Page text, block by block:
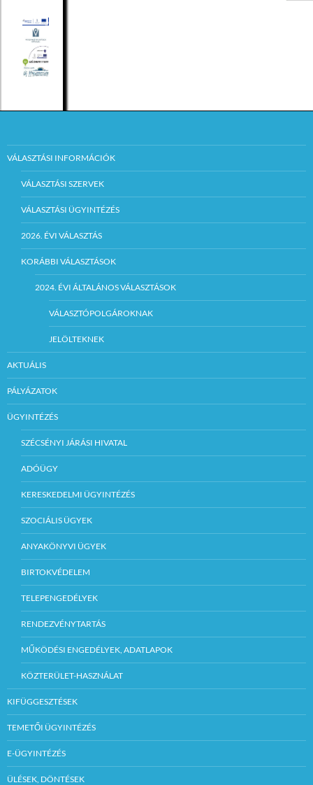
VÁLASZTÁSI INFORMÁCIÓK
VÁLASZTÁSI SZERVEK
VÁLASZTÁSI ÜGYINTÉZÉS
2026. ÉVI VÁLASZTÁS
KORÁBBI VÁLASZTÁSOK
2024. ÉVI ÁLTALÁNOS VÁLASZTÁSOK
VÁLASZTÓPOLGÁROKNAK
JELÖLTEKNEK
AKTUÁLIS
PÁLYÁZATOK
ÜGYINTÉZÉS
SZÉCSÉNYI JÁRÁSI HIVATAL
ADÓÜGY
KERESKEDELMI ÜGYINTÉZÉS
SZOCIÁLIS ÜGYEK
ANYAKÖNYVI ÜGYEK
BIRTOKVÉDELEM
TELEPENGEDÉLYEK
RENDEZVÉNYTARTÁS
MŰKÖDÉSI ENGEDÉLYEK, ADATLAPOK
KÖZTERÜLET-HASZNÁLAT
KIFÜGGESZTÉSEK
TEMETŐI ÜGYINTÉZÉS
E-ÜGYINTÉZÉS
ÜLÉSEK, DÖNTÉSEK